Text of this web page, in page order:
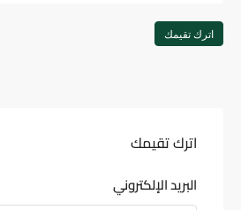
اترك تقيمك
اترك تقيمك
البريد الإلكتروني